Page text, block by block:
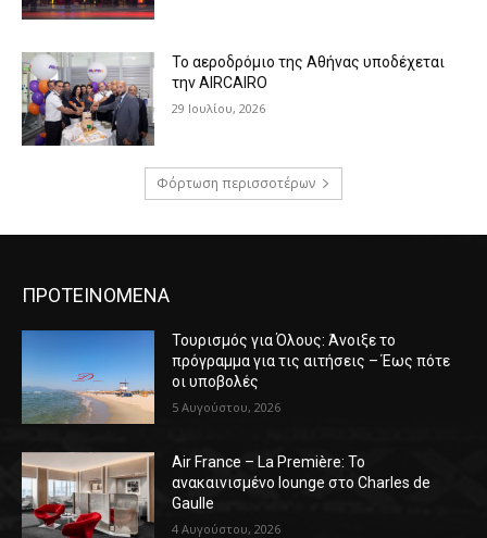
Το αεροδρόμιο της Αθήνας υποδέχεται
την AIRCAIRO
29 Ιουλίου, 2026
Φόρτωση περισσοτέρων
ΠΡΟΤΕΙΝΟΜΕΝΑ
Τουρισμός για Όλους: Άνοιξε το
πρόγραμμα για τις αιτήσεις – Έως πότε
οι υποβολές
5 Αυγούστου, 2026
Air France – La Première: Το
ανακαινισμένο lounge στο Charles de
Gaulle
4 Αυγούστου, 2026